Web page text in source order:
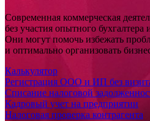
Современная коммерческая
без участия опытного бухгалтера
Они могут помочь избежать
и оптимально организовать
Калькулятор
Регистрация ООО и ИП без
Списание налоговой
Кадровый учет на предприятии
Налоговая проверка контрагента